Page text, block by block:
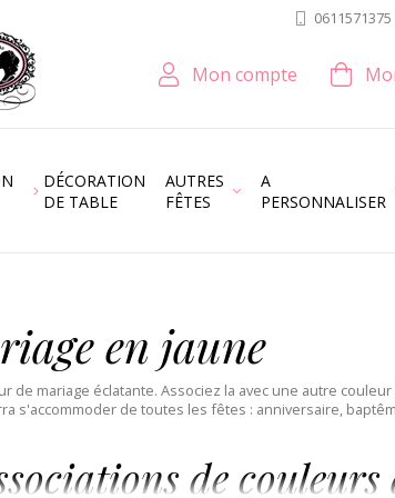
0611571375
Mon compte
DÉCORATION
DE TABLE
AUTRES
FÊTES
A
PERSONNALISER
en jaune
de mariage éclatante. Associez la avec une autre
s'accommoder de toutes les fêtes : anniversaire,
de couleurs